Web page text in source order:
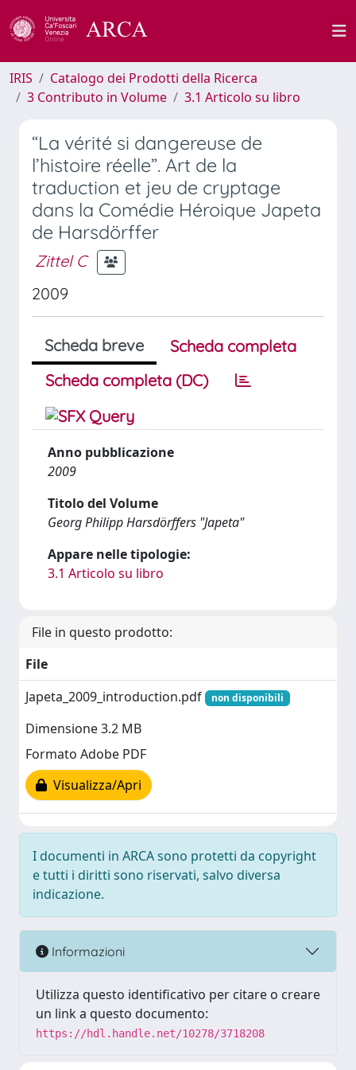
IRIS
Catalogo dei Prodotti della Ricerca
3 Contributo in Volume
3.1 Articolo su libro
“La vérité si dangereuse de
l’histoire réelle”. Art de la
traduction et jeu de cryptage
dans la Comédie Héroique Japeta
de Harsdörffer
Zittel C
2009
Scheda breve
Scheda completa
Scheda completa (DC)
Anno pubblicazione
2009
Titolo del Volume
Georg Philipp Harsdörffers "Japeta"
Appare nelle tipologie:
3.1 Articolo su libro
File in questo prodotto:
File
Japeta_2009_introduction.pdf
non disponibili
Dimensione 3.2 MB
Formato Adobe PDF
Visualizza/Apri
I documenti in ARCA sono protetti da copyright
e tutti i diritti sono riservati, salvo diversa
indicazione.
Informazioni
Utilizza questo identificativo per citare o creare
un link a questo documento:
https://hdl.handle.net/10278/3718208